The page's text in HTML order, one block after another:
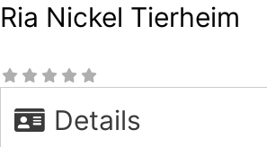
Ria Nickel Tierheim
Details